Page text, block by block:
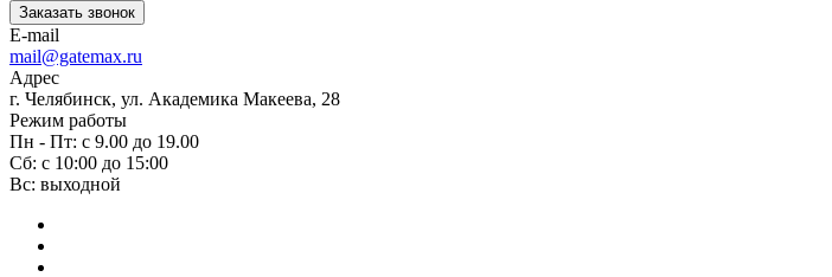
Заказать звонок
E-mail
mail@gatemax.ru
Адрес
г. Челябинск, ул. Академика Макеева, 28
Режим работы
Пн - Пт: с 9.00 до 19.00
Сб: с 10:00 до 15:00
Вс: выходной